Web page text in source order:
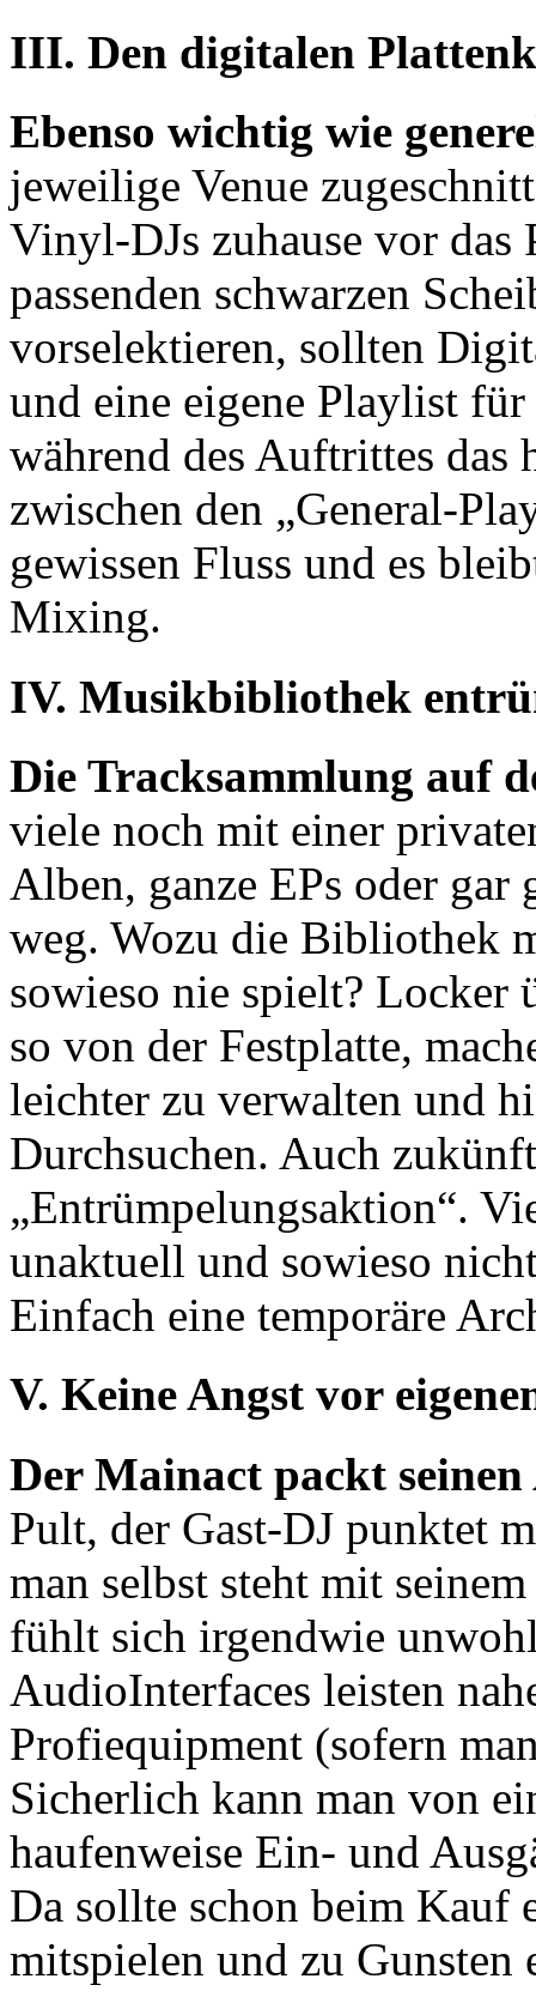
III. Den digitalen
Ebenso wichtig wie
jeweilige Venue
Vinyl-DJs zuhause vor das
passenden schwarzen
vorselektieren, sollten
und eine eigene Playlist
während des Auftrittes das
zwischen den „General-
gewissen Fluss und es
Mixing.
IV. Musikbibliothek
Die Tracksammlung auf
viele noch mit einer
Alben, ganze EPs oder gar
weg. Wozu die Bibliothek
sowieso nie spielt? Locker
so von der Festplatte,
leichter zu verwalten und
Durchsuchen. Auch
„Entrümpelungsaktion“.
unaktuell und sowieso
Einfach eine temporäre
V. Keine Angst vor
Der Mainact packt
Pult, der Gast-DJ punktet
man selbst steht mit
fühlt sich irgendwie
AudioInterfaces leisten
Profiequipment (sofern
Sicherlich kann man von
haufenweise Ein- und
Da sollte schon beim Kauf
mitspielen und zu